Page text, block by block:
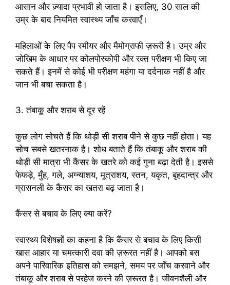
आसान और ज़्यादा प्रभावी हो जाता है। इसलिए, 30 साल की
उम्र के बाद नियमित स्वास्थ्य जाँच करवाएँ।
महिलाओं के लिए पैप स्मीयर और मैमोग्राफी ज़रूरी है। उम्र और
जोखिम के आधार पर कोलपोस्कोपी और रक्त परीक्षण भी किए जा
सकते हैं। इनमें से कोई भी परीक्षण महंगा या दर्दनाक नहीं है और
जान भी बचा सकता है।
3. तंबाकू और शराब से दूर रहें
कुछ लोग सोचते हैं कि थोड़ी सी शराब पीने से कुछ नहीं होता। यह
सोच सबसे खतरनाक है। शोध बताते हैं कि तंबाकू और शराब की
थोड़ी सी मात्रा भी कैंसर के खतरे को कई गुना बढ़ा देती है। इससे
फेफड़े, मुँह, गले, अग्न्याशय, मूत्राशय, स्तन, यकृत, बृहदान्त्र और
ग्रासनली के कैंसर का खतरा बढ़ जाता है।
कैंसर से बचाव के लिए क्या करें?
स्वास्थ्य विशेषज्ञों का कहना है कि कैंसर से बचाव के लिए किसी
खास आहार या चमत्कारी दवा की ज़रूरत नहीं है। आपको बस
अपने पारिवारिक इतिहास को समझने, समय पर जाँच करवाने और
तंबाकू और शराब से परहेज करने की ज़रूरत है। जीवनशैली और